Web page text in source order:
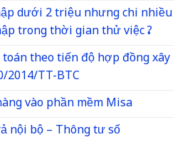
dưới 2 triệu nhưng chi nhiều
trong thời gian thử việc ?
theo tiến độ hợp đồng xây
2014/TT-BTC
vào phần mềm Misa
nội bộ – Thông tư số